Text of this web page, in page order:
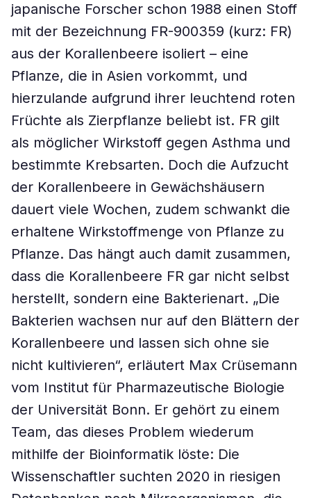
japanische Forscher schon 1988 einen Stoff
mit der Bezeichnung FR-900359 (kurz: FR)
aus der Korallenbeere isoliert – eine
Pflanze, die in Asien vorkommt, und
hierzulande aufgrund ihrer leuchtend roten
Früchte als Zierpflanze beliebt ist. FR gilt
als möglicher Wirkstoff gegen Asthma und
bestimmte Krebsarten. Doch die Aufzucht
der Korallenbeere in Gewächshäusern
dauert viele Wochen, zudem schwankt die
erhaltene Wirkstoffmenge von Pflanze zu
Pflanze. Das hängt auch damit zusammen,
dass die Korallenbeere FR gar nicht selbst
herstellt, sondern eine Bakterienart. „Die
Bakterien wachsen nur auf den Blättern der
Korallenbeere und lassen sich ohne sie
nicht kultivieren“, erläutert Max Crüsemann
vom Institut für Pharmazeutische Biologie
der Universität Bonn. Er gehört zu einem
Team, das dieses Problem wiederum
mithilfe der Bioinformatik löste: Die
Wissenschaftler suchten 2020 in riesigen